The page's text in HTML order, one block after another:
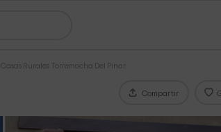
Casas Rurales Torremocha Del Pinar
Compartir